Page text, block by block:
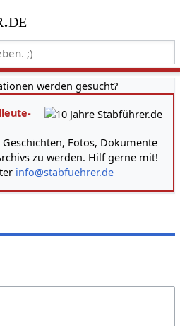
werden gesucht?
Fotos, Dokumente
zu werden. Hilf gerne mit!
info@stabfuehrer.de